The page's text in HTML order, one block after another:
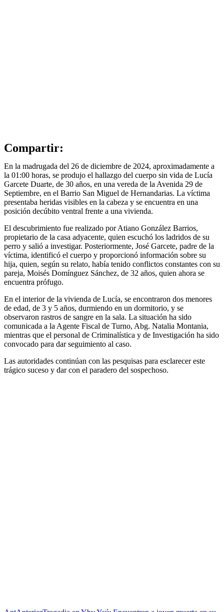
Compartir:
En la madrugada del 26 de diciembre de 2024, aproximadamente a
la 01:00 horas, se produjo el hallazgo del cuerpo sin vida de Lucía
Garcete Duarte, de 30 años, en una vereda de la Avenida 29 de
Septiembre, en el Barrio San Miguel de Hernandarias. La víctima
presentaba heridas visibles en la cabeza y se encuentra en una
posición decúbito ventral frente a una vivienda.
El descubrimiento fue realizado por Atiano González Barrios,
propietario de la casa adyacente, quien escuchó los ladridos de su
perro y salió a investigar. Posteriormente, José Garcete, padre de la
víctima, identificó el cuerpo y proporcionó información sobre su
hija, quien, según su relato, había tenido conflictos constantes con su
pareja, Moisés Domínguez Sánchez, de 32 años, quien ahora se
encuentra prófugo.
En el interior de la vivienda de Lucía, se encontraron dos menores
de edad, de 3 y 5 años, durmiendo en un dormitorio, y se
observaron rastros de sangre en la sala. La situación ha sido
comunicada a la Agente Fiscal de Turno, Abg. Natalia Montania,
mientras que el personal de Criminalística y de Investigación ha sido
convocado para dar seguimiento al caso.
Las autoridades continúan con las pesquisas para esclarecer este
trágico suceso y dar con el paradero del sospechoso.